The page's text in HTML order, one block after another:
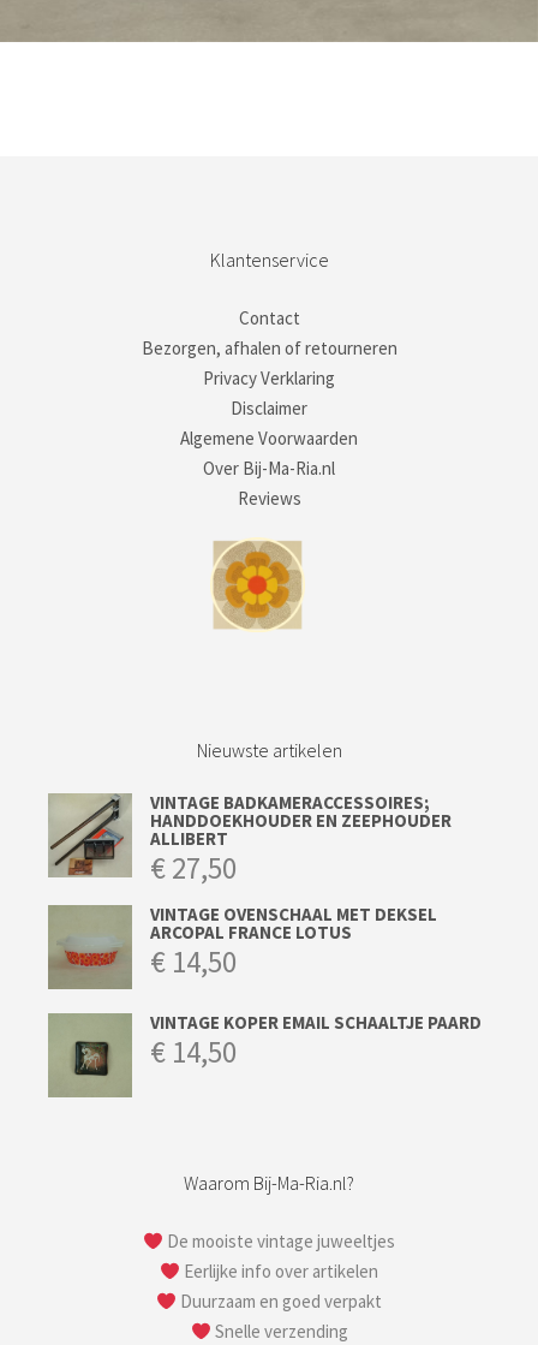
Klantenservice
Contact
Bezorgen, afhalen of retourneren
Privacy Verklaring
Disclaimer
Algemene Voorwaarden
Over Bij-Ma-Ria.nl
Reviews
Nieuwste artikelen
VINTAGE BADKAMERACCESSOIRES;
HANDDOEKHOUDER EN ZEEPHOUDER
ALLIBERT
€27,50
VINTAGE OVENSCHAAL MET DEKSEL
ARCOPAL FRANCE LOTUS
€ 14,50
VINTAGE KOPER EMAIL SCHAALTJE PAARD
€ 14,50
Waarom Bij-Ma-Ria.nl?
De mooiste vintage juweeltjes
Eerlijke info over artikelen
Duurzaam en goed verpakt
Snelle verzending